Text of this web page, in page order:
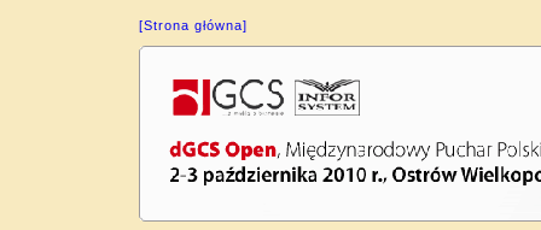
[Strona główna]